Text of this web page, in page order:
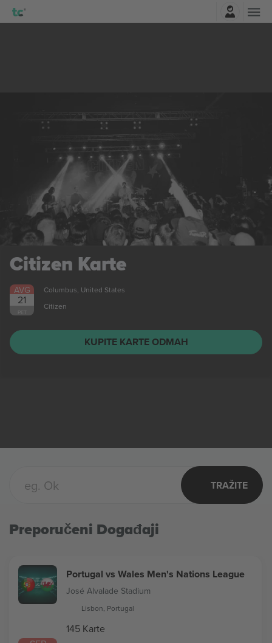
Citizen Karte
AVG
21
PET
Columbus, United States
Citizen
KUPITE KARTE ODMAH
TRAŽITE
Preporučeni Događaji
Portugal vs Wales Men's Nations League
José Alvalade Stadium
Lisbon, Portugal
145 Karte